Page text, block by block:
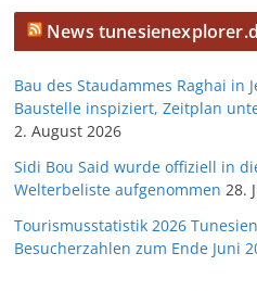
News
Bau des Staudammes Raghai in
Baustelle inspiziert, Zeitplan
2. August 2026
Sidi Bou Said wurde offiziell in
Welterbeliste aufgenommen 28.
Tourismusstatistik 2026
Besucherzahlen zum Ende Juni